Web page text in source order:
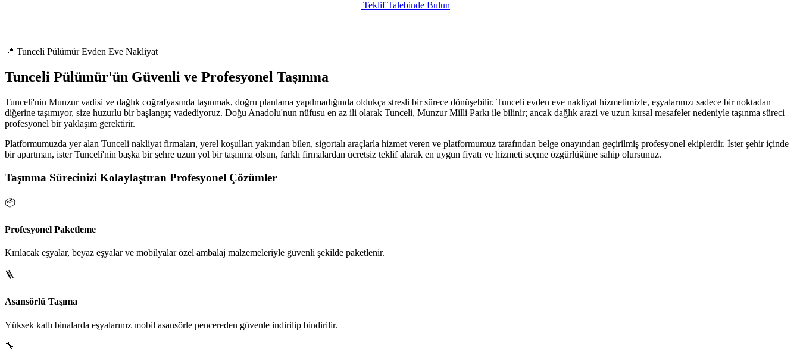
Teklif Talebinde Bulun
📍 Tunceli Pülümür Evden Eve Nakliyat
Tunceli Pülümür'ün Güvenli ve Profesyonel Taşınma
Tunceli'nin Munzur vadisi ve dağlık coğrafyasında taşınmak, doğru planlama yapılmadığında oldukça stresli bir sürece dönüşebilir. Tunceli evden eve nakliyat hizmetimizle, eşyalarınızı sadece bir noktadan
diğerine taşımıyor, size huzurlu bir başlangıç vadediyoruz. Doğu Anadolu'nun nüfusu en az ili olarak Tunceli, Munzur Milli Parkı ile bilinir; ancak dağlık arazi ve uzun kırsal mesafeler nedeniyle taşınma süreci
profesyonel bir yaklaşım gerektirir.
Platformumuzda yer alan Tunceli nakliyat firmaları, yerel koşulları yakından bilen, sigortalı araçlarla hizmet veren ve platformumuz tarafından belge onayından geçirilmiş profesyonel ekiplerdir. İster şehir içinde
bir apartman, ister Tunceli'nin başka bir şehre uzun yol bir taşınma olsun, farklı firmalardan ücretsiz teklif alarak en uygun fiyatı ve hizmeti seçme özgürlüğüne sahip olursunuz.
Taşınma Sürecinizi Kolaylaştıran Profesyonel Çözümler
📦
Profesyonel Paketleme
Kırılacak eşyalar, beyaz eşyalar ve mobilyalar özel ambalaj malzemeleriyle güvenli şekilde paketlenir.
🪜
Asansörlü Taşıma
Yüksek katlı binalarda eşyalarınız mobil asansörle pencereden güvenle indirilip bindirilir.
🔧